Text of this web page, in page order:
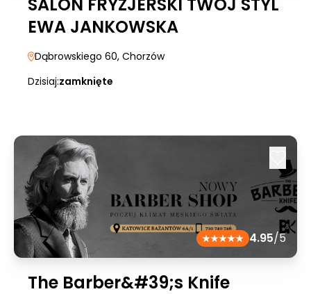
EWA JANKOWSKA
Dąbrowskiego 60, Chorzów
Dzisiaj:zamknięte
4.95/5
The Barber&#39;s Knife